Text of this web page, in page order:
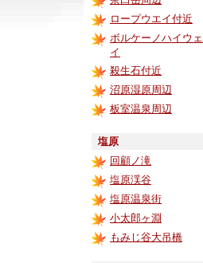
ロープウエイ付近
ボルケーノハイウェ
イ
殺生石付近
沼原湿原周辺
板室温泉周辺
塩原
回顧ノ滝
塩原渓谷
塩原温泉街
小太郎ヶ淵
もみじ谷大吊橋